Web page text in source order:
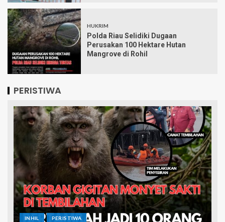
HUKRIM
Polda Riau Selidiki Dugaan
Perusakan 100 Hektare Hutan
Mangrove di Rohil
PERISTIWA
INHIL PERISTIWA